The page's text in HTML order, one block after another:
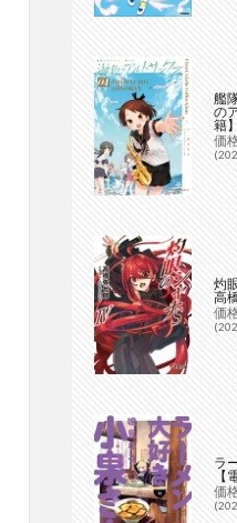
艦
の
籍
価
灼
高
価
ラ
【
価